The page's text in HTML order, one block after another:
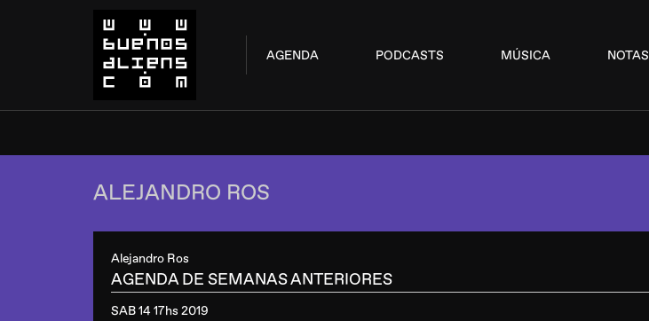
AGENDA PODCASTS MÚSICA NOTAS
ALEJANDRO ROS
Alejandro Ros
AGENDA DE SEMANAS ANTERIORES
SAB 14 17hs 2019